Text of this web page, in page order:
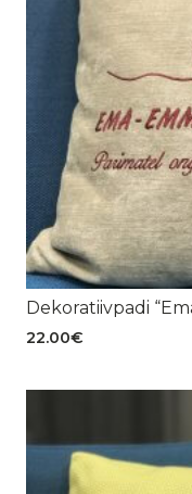
Dekoratiivpadi
22.00€